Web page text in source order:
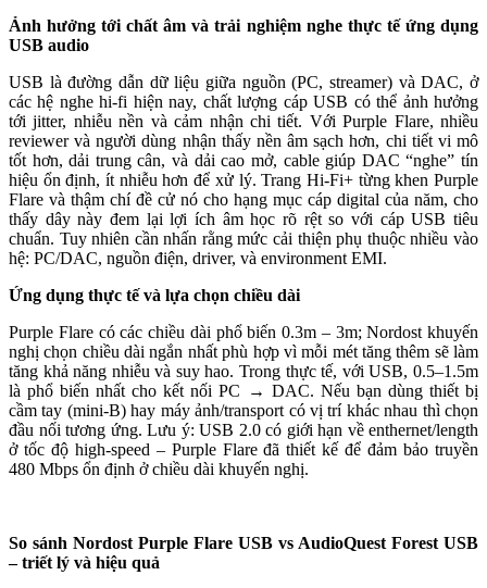
Ảnh hưởng tới chất âm và trải nghiệm nghe thực tế ứng dụng
USB audio
USB là đường dẫn dữ liệu giữa nguồn (PC, streamer) và DAC, ở
các hệ nghe hi-fi hiện nay, chất lượng cáp USB có thể ảnh hưởng
tới jitter, nhiễu nền và cảm nhận chi tiết. Với Purple Flare, nhiều
reviewer và người dùng nhận thấy nền âm sạch hơn, chi tiết vi mô
tốt hơn, dải trung cân, và dải cao mở, cable giúp DAC “nghe” tín
hiệu ổn định, ít nhiễu hơn để xử lý. Trang Hi-Fi+ từng khen Purple
Flare và thậm chí đề cử nó cho hạng mục cáp digital của năm, cho
thấy dây này đem lại lợi ích âm học rõ rệt so với cáp USB tiêu
chuẩn. Tuy nhiên cần nhấn rằng mức cải thiện phụ thuộc nhiều vào
hệ: PC/DAC, nguồn điện, driver, và environment EMI.
Ứng dụng thực tế và lựa chọn chiều dài
Purple Flare có các chiều dài phổ biến 0.3m – 3m; Nordost khuyến
nghị chọn chiều dài ngắn nhất phù hợp vì mỗi mét tăng thêm sẽ làm
tăng khả năng nhiễu và suy hao. Trong thực tế, với USB, 0.5–1.5m
là phổ biến nhất cho kết nối PC → DAC. Nếu bạn dùng thiết bị
cầm tay (mini-B) hay máy ảnh/transport có vị trí khác nhau thì chọn
đầu nối tương ứng. Lưu ý: USB 2.0 có giới hạn về enthernet/length
ở tốc độ high-speed – Purple Flare đã thiết kế để đảm bảo truyền
480 Mbps ổn định ở chiều dài khuyến nghị.
So sánh Nordost Purple Flare USB vs AudioQuest Forest USB
–triết lý và hiệu quả